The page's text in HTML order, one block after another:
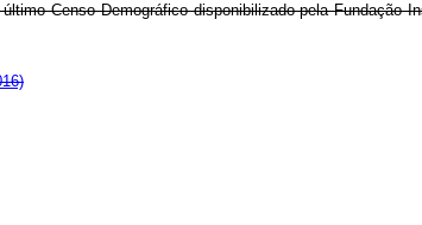
Censo Demográfico disponibilizado pela Fundação